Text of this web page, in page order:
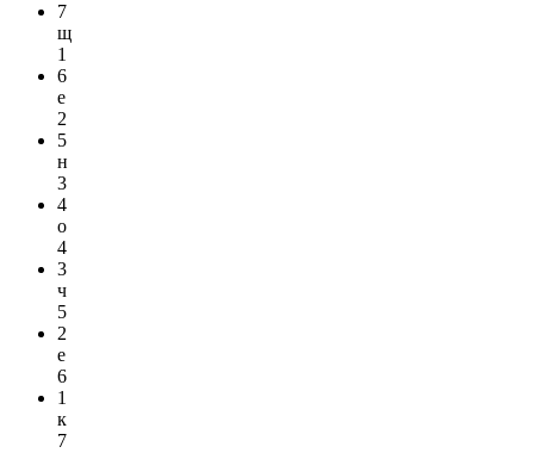
7
щ
1
6
е
2
5
н
3
4
о
4
3
ч
5
2
е
6
1
к
7